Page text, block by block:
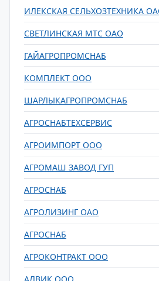
ИЛЕКСКАЯ СЕЛЬХОЗТЕХНИКА
СВЕТЛИНСКАЯ МТС ОАО
ГАЙАГРОПРОМСНАБ
КОМПЛЕКТ ООО
ШАРЛЫКАГРОПРОМСНАБ
АГРОСНАБТЕХСЕРВИС
АГРОИМПОРТ ООО
АГРОМАШ ЗАВОД ГУП
АГРОСНАБ
АГРОЛИЗИНГ ОАО
АГРОСНАБ
АГРОКОНТРАКТ ООО